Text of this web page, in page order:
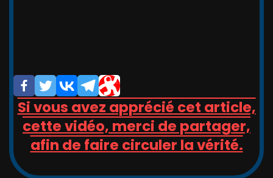
Si vous avez apprécié cet article,
cette vidéo, merci de partager,
afin de faire circuler la vérité.